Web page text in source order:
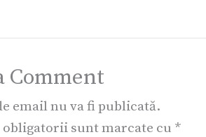
Comment
email nu va fi publicată.
sunt marcate cu *